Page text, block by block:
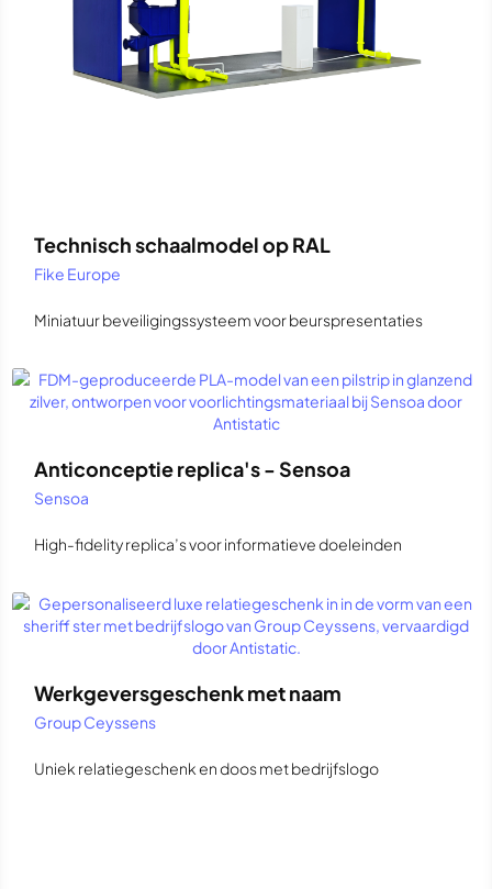
Technisch schaalmodel op RAL
Fike Europe
Miniatuur beveiligingssysteem voor beurspresentaties
Anticonceptie replica's - Sensoa
Sensoa
High-fidelity replica’s voor informatieve doeleinden
Werkgeversgeschenk met naam
Group Ceyssens
Uniek relatiegeschenk en doos met bedrijfslogo